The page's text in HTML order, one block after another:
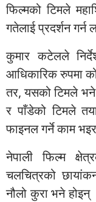
फिल्मको टिमले
गतेलाई प्रदर्शन गर्न
कुमार कटेलले
आधिकारिक रुपमा
तर, यसको टिमले भने
र पाँडेको टिमले
फाइनल गर्ने काम
नेपाली फिल्म
चलचित्रको
नौलो कुरा भने होइन्